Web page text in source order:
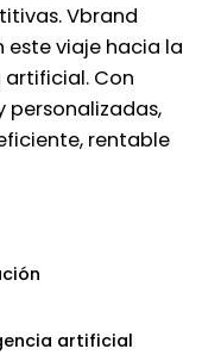
Vbrand
este viaje hacia la
Con
personalizadas,
rentable
artificial